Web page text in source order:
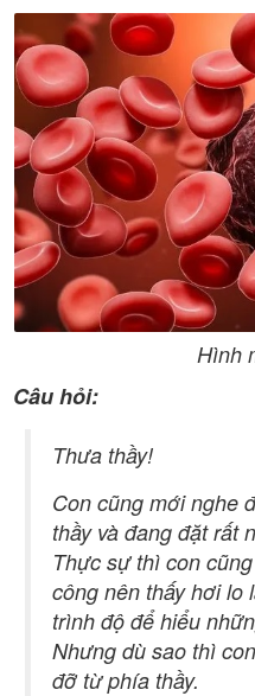
Hình
Câu hỏi:
Thưa thầy!
Con cũng mới nghe
thầy và đang đặt rất
Thực sự thì con
công nên thấy hơi lo
trình độ để hiểu
Nhưng dù sao thì
đỡ từ phía thầy.